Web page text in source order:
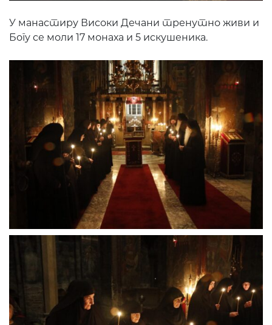
У манастиру Високи Дечани тренутно живи и
Богу се моли 17 монаха и 5 искушеника.